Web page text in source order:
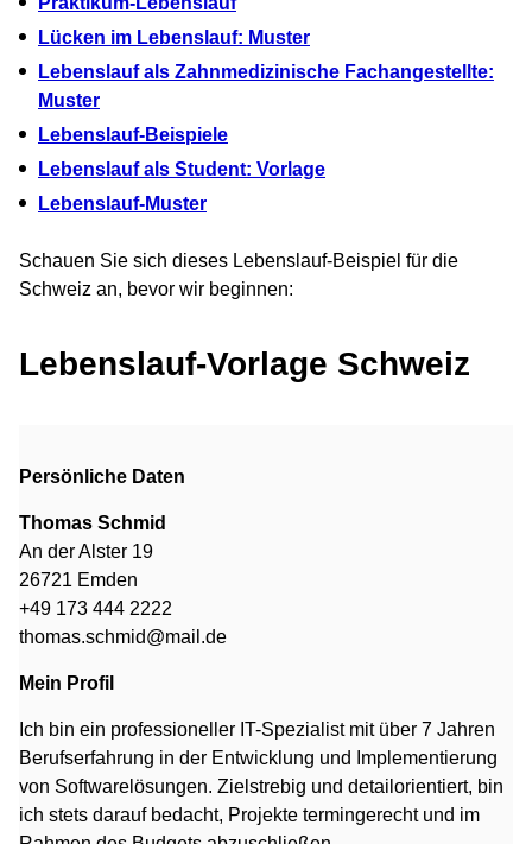
Lücken im Lebenslauf: Muster
Lebenslauf als Zahnmedizinische Fachangestellte:
Muster
Lebenslauf-Beispiele
Lebenslauf als Student: Vorlage
Lebenslauf-Muster
Schauen Sie sich dieses Lebenslauf-Beispiel für die
Schweiz an, bevor wir beginnen:
Lebenslauf-Vorlage Schweiz
Persönliche Daten
Thomas Schmid
An der Alster 19
26721 Emden
+49 173 444 2222
thomas.schmid@mail.de
Mein Profil
Ich bin ein professioneller IT-Spezialist mit über 7 Jahren
Berufserfahrung in der Entwicklung und Implementierung
von Softwarelösungen. Zielstrebig und detailorientiert, bin
ich stets darauf bedacht, Projekte termingerecht und im